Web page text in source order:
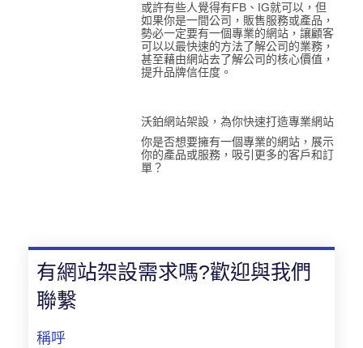
或許有些人覺得有FB、IG就可以，但
如果你是一間公司，販售服務或產品，
勢必一定要有一個專業的網站，讓顧客
可以以最快速的方法了解公司的業務，
甚至藉由網站去了解公司的核心價值，
提升品牌信任度。
沃鉑網站架設，為你快速打造專業網站
你是否想要擁有一個專業的網站，展示
你的產品或服務，吸引更多的客戶和訂
單？
有網站架設需求嗎?歡迎與我們
聯繫
稱呼